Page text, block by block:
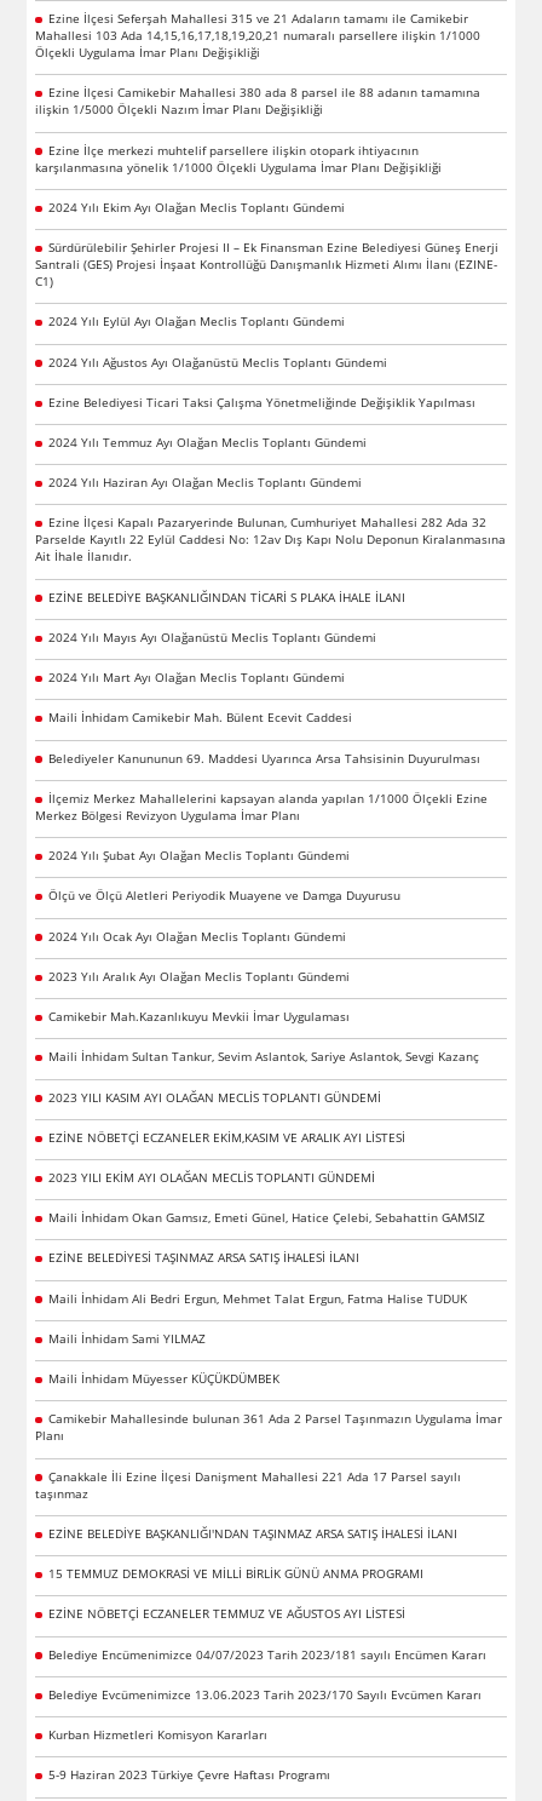
Ezine İlçesi Seferşah Mahallesi 315 ve 21 Adaların tamamı ile Camikebir
Mahallesi 103 Ada 14,15,16,17,18,19,20,21 numaralı parsellere ilişkin 1/1000
Ölçekli Uygulama İmar Planı Değişikliği
Ezine İlçesi Camikebir Mahallesi 380 ada 8 parsel ile 88 adanın tamamına
ilişkin 1/5000 Ölçekli Nazım İmar Planı Değişikliği
Ezine İlçe merkezi muhtelif parsellere ilişkin otopark ihtiyacının
karşılanmasına yönelik 1/1000 Ölçekli Uygulama İmar Planı Değişikliği
2024 Yılı Ekim Ayı Olağan Meclis Toplantı Gündemi
Sürdürülebilir Şehirler Projesi II – Ek Finansman Ezine Belediyesi Güneş Enerji
Santrali (GES) Projesi İnşaat Kontrollüğü Danışmanlık Hizmeti Alımı İlanı (EZINE-
C1)
2024 Yılı Eylül Ayı Olağan Meclis Toplantı Gündemi
2024 Yılı Ağustos Ayı Olağanüstü Meclis Toplantı Gündemi
Ezine Belediyesi Ticari Taksi Çalışma Yönetmeliğinde Değişiklik Yapılması
2024 Yılı Temmuz Ayı Olağan Meclis Toplantı Gündemi
2024 Yılı Haziran Ayı Olağan Meclis Toplantı Gündemi
Ezine İlçesi Kapalı Pazaryerinde Bulunan, Cumhuriyet Mahallesi 282 Ada 32
Parselde Kayıtlı 22 Eylül Caddesi No: 12av Dış Kapı Nolu Deponun Kiralanmasına
Ait İhale İlanıdır.
EZİNE BELEDİYE BAŞKANLIĞINDAN TİCARİ S PLAKA İHALE İLANI
2024 Yılı Mayıs Ayı Olağanüstü Meclis Toplantı Gündemi
2024 Yılı Mart Ayı Olağan Meclis Toplantı Gündemi
Maili İnhidam Camikebir Mah. Bülent Ecevit Caddesi
Belediyeler Kanununun 69. Maddesi Uyarınca Arsa Tahsisinin Duyurulması
İlçemiz Merkez Mahallelerini kapsayan alanda yapılan 1/1000 Ölçekli Ezine
Merkez Bölgesi Revizyon Uygulama İmar Planı
2024 Yılı Şubat Ayı Olağan Meclis Toplantı Gündemi
Ölçü ve Ölçü Aletleri Periyodik Muayene ve Damga Duyurusu
2024 Yılı Ocak Ayı Olağan Meclis Toplantı Gündemi
2023 Yılı Aralık Ayı Olağan Meclis Toplantı Gündemi
Camikebir Mah.Kazanlıkuyu Mevkii İmar Uygulaması
Maili İnhidam Sultan Tankur, Sevim Aslantok, Sariye Aslantok, Sevgi Kazanç
2023 YILI KASIM AYI OLAĞAN MECLİS TOPLANTI GÜNDEMİ
EZİNE NÖBETÇİ ECZANELER EKİM,KASIM VE ARALIK AYI LİSTESİ
2023 YILI EKİM AYI OLAĞAN MECLİS TOPLANTI GÜNDEMİ
Maili İnhidam Okan Gamsız, Emeti Günel, Hatice Çelebi, Sebahattin GAMSIZ
EZİNE BELEDİYESİ TAŞINMAZ ARSA SATIŞ İHALESİ İLANI
Maili İnhidam Ali Bedri Ergun, Mehmet Talat Ergun, Fatma Halise TUDUK
Maili İnhidam Sami YILMAZ
Maili İnhidam Müyesser KÜÇÜKDÜMBEK
Camikebir Mahallesinde bulunan 361 Ada 2 Parsel Taşınmazın Uygulama İmar
Planı
Çanakkale İli Ezine İlçesi Danişment Mahallesi 221 Ada 17 Parsel sayılı
taşınmaz
EZİNE BELEDİYE BAŞKANLIĞI'NDAN TAŞINMAZ ARSA SATIŞ İHALESİ İLANI
15 TEMMUZ DEMOKRASİ VE MİLLİ BİRLİK GÜNÜ ANMA PROGRAMI
EZİNE NÖBETÇİ ECZANELER TEMMUZ VE AĞUSTOS AYI LİSTESİ
Belediye Encümenimizce 04/07/2023 Tarih 2023/181 sayılı Encümen Kararı
Belediye Evcümenimizce 13.06.2023 Tarih 2023/170 Sayılı Evcümen Kararı
Kurban Hizmetleri Komisyon Kararları
5-9 Haziran 2023 Türkiye Çevre Haftası Programı